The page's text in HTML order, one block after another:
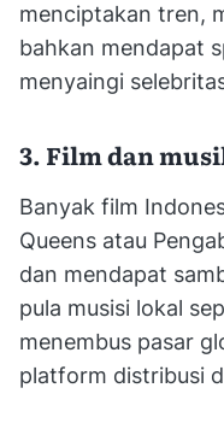
menciptakan tren,
bahkan mendapat
menyaingi
3. Film dan
Banyak film
Queens atau
dan mendapat
pula musisi lokal
menembus pasar
platform distribusi